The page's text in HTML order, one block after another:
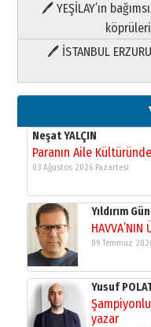
🖊 YEŞİLAY’ın
köprüleri
🖊 İSTANBUL
Yıldırım
HAVVA’NIN
09 Temmuz
Yusuf
yazar
11 Mayıs 2026
Neşat YALÇIN
03 Ağustos 2026 Pazartesi
Yıldırım
09 Temmuz
Yusuf POLAT